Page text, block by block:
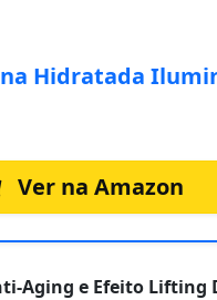
Hidratada
Ver na Amazon
Aging e Efeito Lifting